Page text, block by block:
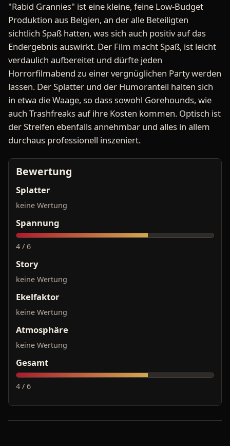
"Rabid Grannies" ist eine kleine, feine Low-Budget
Produktion aus Belgien, an der alle Beteiligten
sichtlich Spaß hatten, was sich auch positiv auf das
Endergebnis auswirkt. Der Film macht Spaß, ist leicht
verdaulich aufbereitet und dürfte jeden
Horrorfilmabend zu einer vergnüglichen Party werden
lassen. Der Splatter und der Humoranteil halten sich
in etwa die Waage, so dass sowohl Gorehounds, wie
auch Trashfreaks auf ihre Kosten kommen. Optisch ist
der Streifen ebenfalls annehmbar und alles in allem
durchaus professionell inszeniert.
Bewertung
Splatter
keine Wertung
Spannung
4 / 6
Story
keine Wertung
Ekelfaktor
keine Wertung
Atmosphäre
keine Wertung
Gesamt
4 / 6